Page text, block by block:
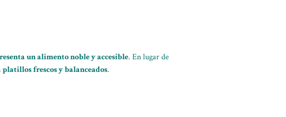
un alimento noble y accesible. En lugar de
platillos frescos y balanceados.